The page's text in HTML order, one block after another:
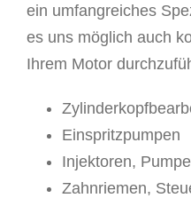
ein umfangreiches
es uns möglich auch
Ihrem Motor
Einspritzpumpen
Injektoren,
Zahnriemen,